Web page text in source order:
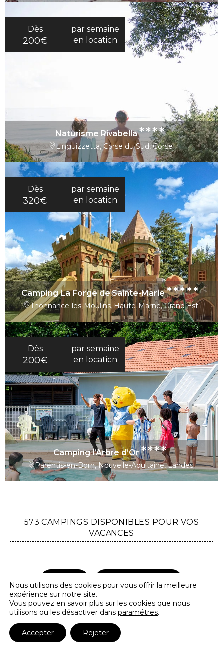
Dès
200€
par semaine
en location
Naturisme Rivabella****
Linguizzetta, Corse du Sud, Corse
Dès
320€
par semaine
en location
Camping La Forge de Sainte-Marie*****
Thonnance-les-Moulins, Haute-Marne, Grand Est
Dès
200€
par semaine
en location
Camping l’Arbre d’Or****
Parentis-en-Born, Nouvelle-Aquitaine, Landes
573 CAMPINGS DISPONIBLES POUR VOS
VACANCES
Filtres Afficher la carte
Nous utilisons des cookies pour vous offrir la meilleure
expérience sur notre site.
Vous pouvez en savoir plus sur les cookies que nous
utilisons ou les désactiver dans paramétres.
Accepter Rejeter